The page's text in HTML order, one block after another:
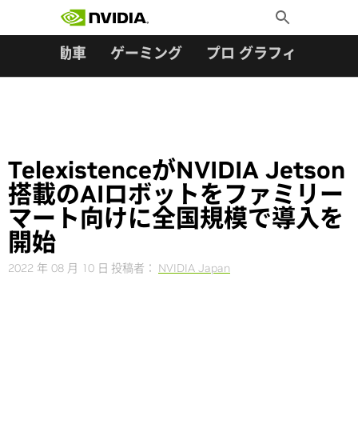
Toggle
Search
自動車 ゲーミング プロ グラフィックス
TelexistenceがNVIDIA Jetson
搭載のAIロボットをファミリー
マート向けに全国規模で導入を
開始
2022 年 08 月 10 日 投稿者： NVIDIA Japan